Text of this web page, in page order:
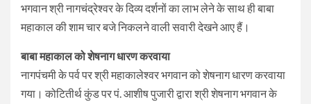
भगवान श्री नागचंद्रेश्वर के दिव्य दर्शनों का लाभ लेने के साथ ही बाबा
महाकाल की शाम चार बजे निकलने वाली सवारी देखने आए हैं।
बाबा महाकाल को शेषनाग धारण करवाया
नागपंचमी के पर्व पर श्री महाकालेश्वर भगवान को शेषनाग धारण करवाया
गया। कोटितीर्थ कुंड पर पं. आशीष पुजारी द्वारा श्री शेषनाग भगवान के